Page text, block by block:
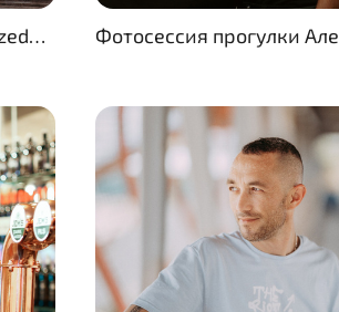
Model Anyuta KZM at Neve Tzedek, Tel Aviv